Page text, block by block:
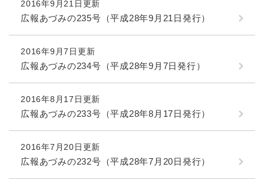
2016年9月21日更新
広報あづみの235号（平成28年9月21日発行）
2016年9月7日更新
広報あづみの234号（平成28年9月7日発行）
2016年8月17日更新
広報あづみの233号（平成28年8月17日発行）
2016年7月20日更新
広報あづみの232号（平成28年7月20日発行）